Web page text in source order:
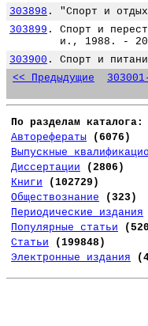
303898 . "Спорт и
303899 .
Спорт и
и., 1988. -
303900 . Спорт и
<< Предыдущие
По разделам каталога:
Авторефераты
(6076)
Выпускные
Диссертации
(2806)
Книги
(102729)
Обществознание
(323)
Периодические издания
Популярные статьи
Статьи
(199848)
Электронные издания